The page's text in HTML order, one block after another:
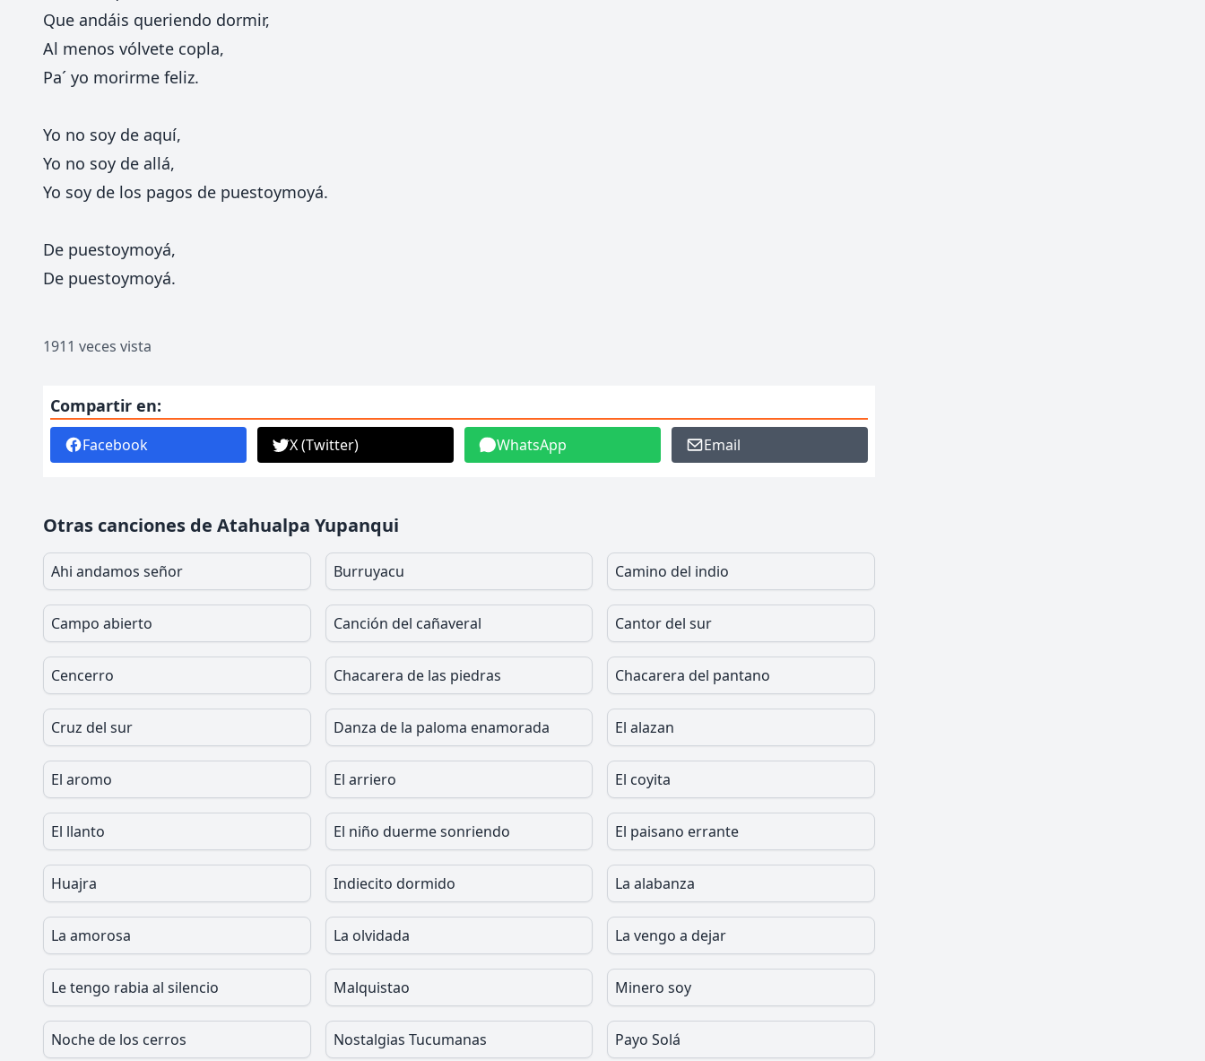
Que andáis queriendo dormir,
Al menos vólvete copla,
Pa´ yo morirme feliz.
Yo no soy de aquí,
Yo no soy de allá,
Yo soy de los pagos de puestoymoyá.
De puestoymoyá,
De puestoymoyá.
1911 veces vista
Compartir en:
Facebook X (Twitter) WhatsApp Email
Otras canciones de Atahualpa Yupanqui
Ahi andamos señor Burruyacu Camino del indio
Campo abierto Canción del cañaveral Cantor del sur
Cencerro Chacarera de las piedras Chacarera del pantano
Cruz del sur Danza de la paloma enamorada El alazan
El aromo El arriero El coyita
El llanto El niño duerme sonriendo El paisano errante
Huajra Indiecito dormido La alabanza
La amorosa La olvidada La vengo a dejar
Le tengo rabia al silencio Malquistao Minero soy
Noche de los cerros Nostalgias Tucumanas Payo Solá